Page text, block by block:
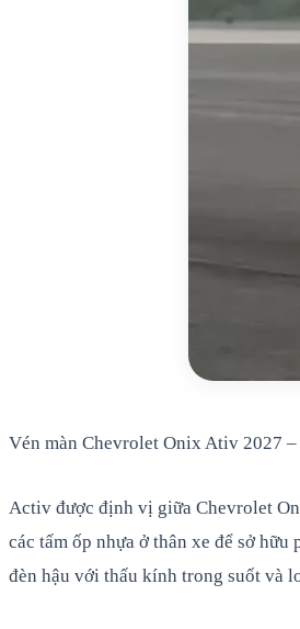
Vén màn Chevrolet Onix Ativ 2027
Activ được định vị giữa Chevrolet
các tấm ốp nhựa ở thân xe để sở
đèn hậu với thấu kính trong suốt và